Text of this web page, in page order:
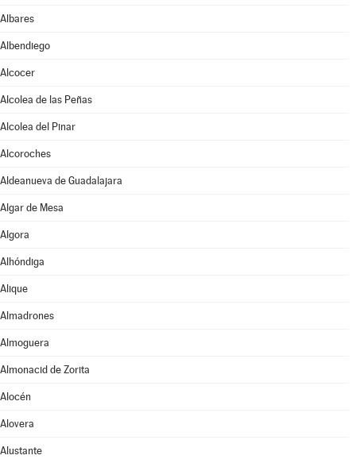
Albares
Albendiego
Alcocer
Alcolea de las Peñas
Alcolea del Pinar
Alcoroches
Aldeanueva de Guadalajara
Algar de Mesa
Algora
Alhóndiga
Alique
Almadrones
Almoguera
Almonacid de Zorita
Alocén
Alovera
Alustante